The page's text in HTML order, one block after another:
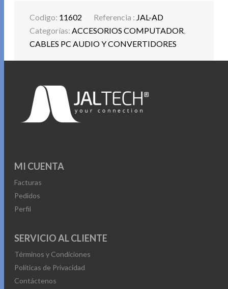
Codigo: 11602 Referencia : JAL-AD
Categorías:ACCESORIOS COMPUTADOR,
CABLES PC AUDIO Y CONVERTIDORES
MI CUENTA
Facturas
Pedidos
Perfil
SERVICIO AL CLIENTE
Términos y Condiciones
Políticas de Privacidad
Contáctenos